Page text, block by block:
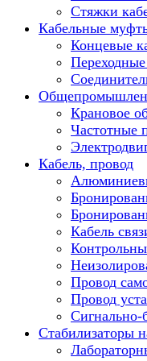
Стяжки
Кабельные
Концевые
Крановое
Частотные
Кабель, провод
Кабель
Провод
Провод
Сигнально-
Стабилизаторы